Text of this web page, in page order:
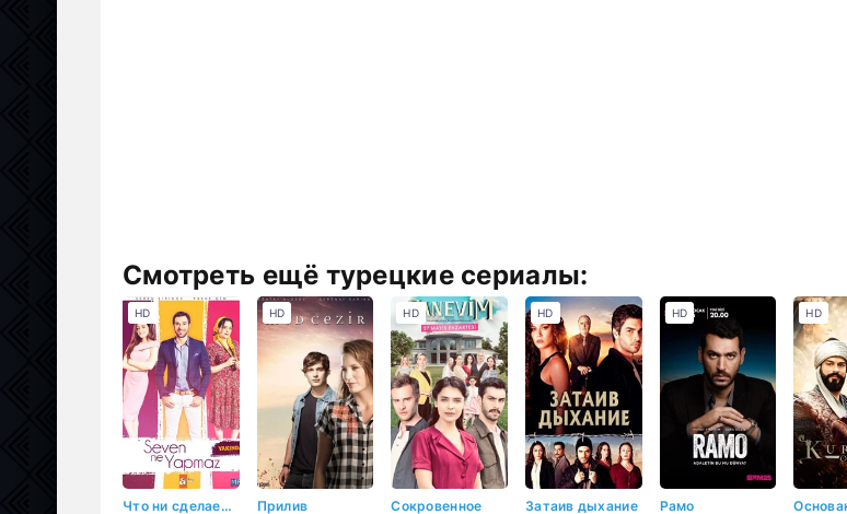
Смотреть ещё турецкие сериалы:
Что ни сделает влюбленный
HD
Прилив
HD
Сокровенное
HD
Затаив дыхание
HD
Рамо
HD HD